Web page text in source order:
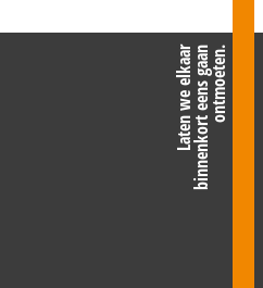
L
a
t
e
n
w
e
e
l
k
a
a
r
b
i
n
n
e
n
k
o
r
t
e
e
n
s
g
a
a
n
o
n
t
m
o
e
t
e
n .